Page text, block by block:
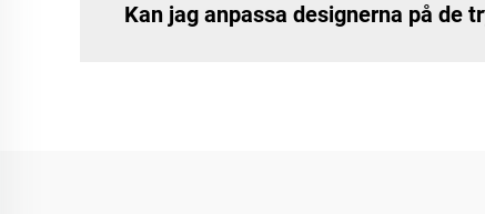
Kan jag anpassa designerna på de